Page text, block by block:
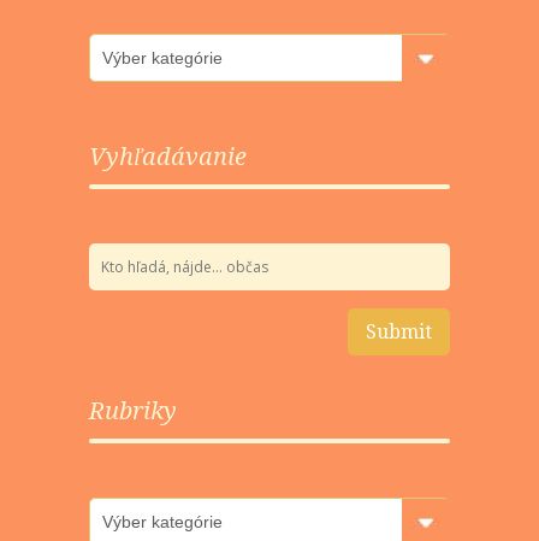
Rubriky
Vyhľadávanie
Rubriky
Rubriky